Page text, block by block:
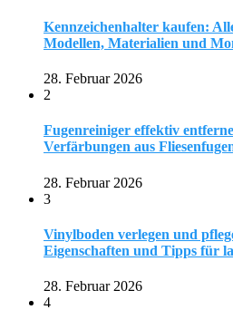
Kennzeichenhalter kaufen:
Modellen, Materialien und
28. Februar 2026
2
Fugenreiniger effektiv
Verfärbungen aus
28. Februar 2026
3
Vinylboden verlegen und
Eigenschaften und Tipps für
28. Februar 2026
4